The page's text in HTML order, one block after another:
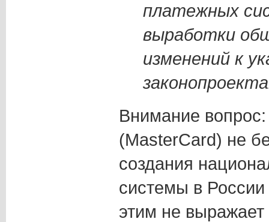
платежных
выработки
изменений к
Внимание
(MasterCard) не
создания
системы в
этим не выражает